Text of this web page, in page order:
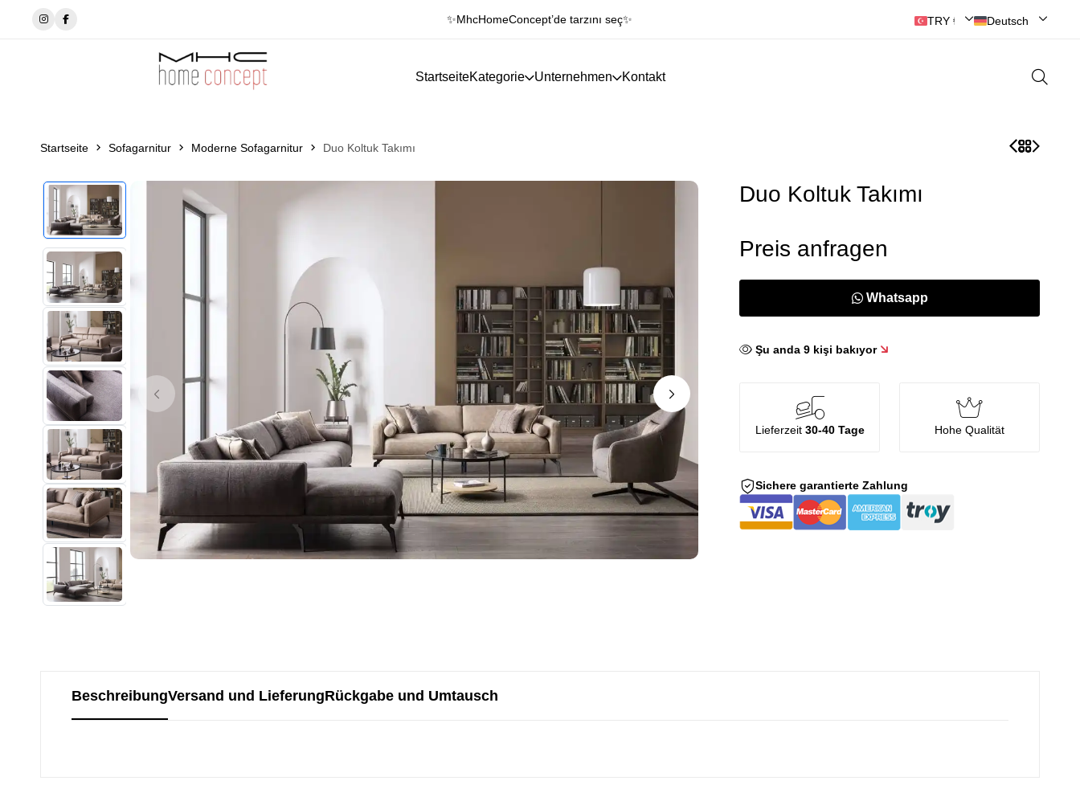
✨MhcHomeConcept’de tarzını seç✨ Hayallerinizi Gerçeğe DönüştürüyoruzTRY ₺ | Türk Lirası
Deutsch
StartseiteKategorie Unternehmen Kontakt
Startseite Sofagarnitur Moderne Sofagarnitur Duo Koltuk Takımı
Duo Koltuk Takımı
Preis anfragen
Whatsapp
Şu anda9 kişi bakıyor
Lieferzeit 30-40 Tage Hohe Qualität
Sichere garantierte Zahlung
BeschreibungVersand und LieferungRückgabe und Umtausch